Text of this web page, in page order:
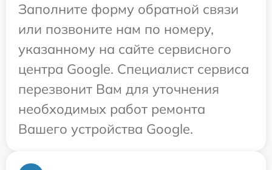
Заполните форму обратной связи
или позвоните нам по номеру,
указанному на сайте сервисного
центра Google. Специалист сервиса
перезвонит Вам для уточнения
необходимых работ ремонта
Вашего устройства Google.